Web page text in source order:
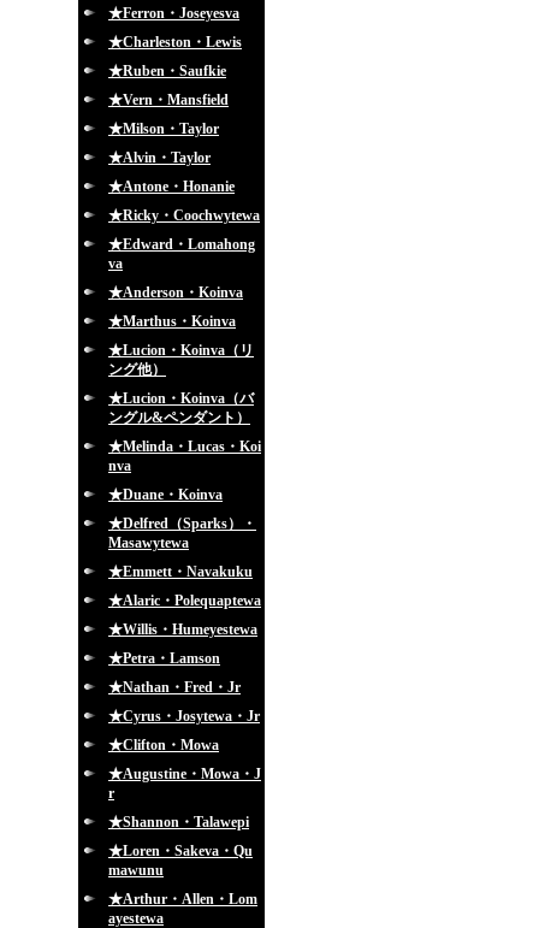
★Ferron・Joseyesva
★Charleston・Lewis
★Ruben・Saufkie
★Vern・Mansfield
★Milson・Taylor
★Alvin・Taylor
★Antone・Honanie
★Ricky・Coochwytewa
★Edward・Lomahong
va
★Anderson・Koinva
★Marthus・Koinva
★Lucion・Koinva（リ
ング他）
★Lucion・Koinva（バ
ングル&ペンダント）
★Melinda・Lucas・Koi
nva
★Duane・Koinva
★Delfred（Sparks）・
Masawytewa
★Emmett・Navakuku
★Alaric・Polequaptewa
★Willis・Humeyestewa
★Petra・Lamson
★Nathan・Fred・Jr
★Cyrus・Josytewa・Jr
★Clifton・Mowa
★Augustine・Mowa・J
r
★Shannon・Talawepi
★Loren・Sakeva・Qu
mawunu
★Arthur・Allen・Lom
ayestewa